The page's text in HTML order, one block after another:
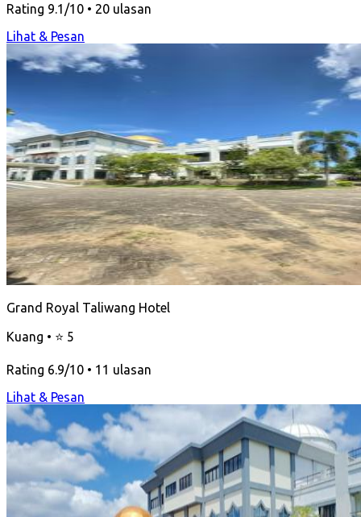
Rating 9.1/10 • 20 ulasan
Lihat & Pesan
Grand Royal Taliwang Hotel
Kuang • ⭐ 5
Rating 6.9/10 • 11 ulasan
Lihat & Pesan